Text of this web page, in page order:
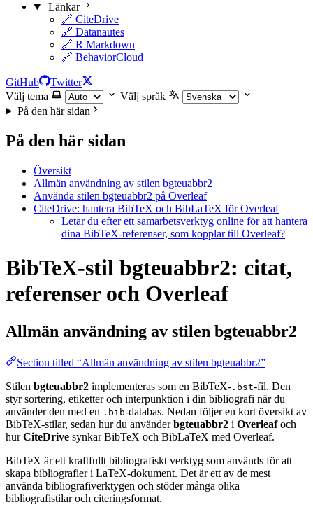
Länkar
🔗 CiteDrive
🔗 Datanautes
🔗 R Markdown
🔗 BehaviorCloud
GitHub
Twitter
Välj tema
Välj språk
På den här sidan
På den här sidan
Översikt
Allmän användning av stilen bgteuabbr2
Använda stilen bgteuabbr2 på Overleaf
CiteDrive: hantera BibTeX och BibLaTeX för Overleaf
Letar du efter ett samarbetsverktyg online för att hantera
dina BibTeX-referenser, som kopplar till Overleaf?
BibTeX-stil bgteuabbr2: citat,
referenser och Overleaf
Allmän användning av stilen bgteuabbr2
Section titled “Allmän användning av stilen bgteuabbr2”
Stilen bgteuabbr2 implementeras som en BibTeX- .bst-fil. Den
styr sortering, etiketter och interpunktion i din bibliografi när du
använder den med en .bib-databas. Nedan följer en kort översikt av
BibTeX-stilar, sedan hur du använderbgteuabbr2 i Overleafoch
hurCiteDrive synkar BibTeX och BibLaTeX med Overleaf.
BibTeX är ett kraftfullt bibliografiskt verktyg som används för att
skapa bibliografier i LaTeX-dokument. Det är ett av de mest
använda bibliografiverktygen och stöder många olika
bibliografistilar och citeringsformat.